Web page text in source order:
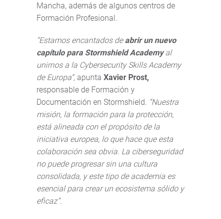
Mancha, además de algunos centros de
Formación Profesional.
“Estamos encantados de abrir un nuevo
capítulo para Stormshield Academyal
unirnos a la Cybersecurity Skills Academy
de Europa”, apunta Xavier Prost,
responsable de Formación y
Documentación en Stormshield. “Nuestra
misión, la formación para la protección,
está alineada con el propósito de la
iniciativa europea, lo que hace que esta
colaboración sea obvia. La ciberseguridad
no puede progresar sin una cultura
consolidada, y este tipo de academia es
esencial para crear un ecosistema sólido y
eficaz”.